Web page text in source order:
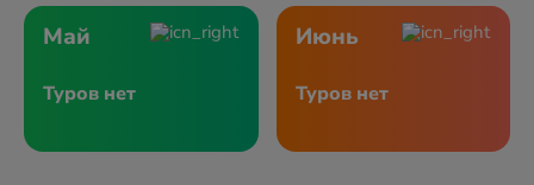
Май
Туров нет
Июнь
Туров нет